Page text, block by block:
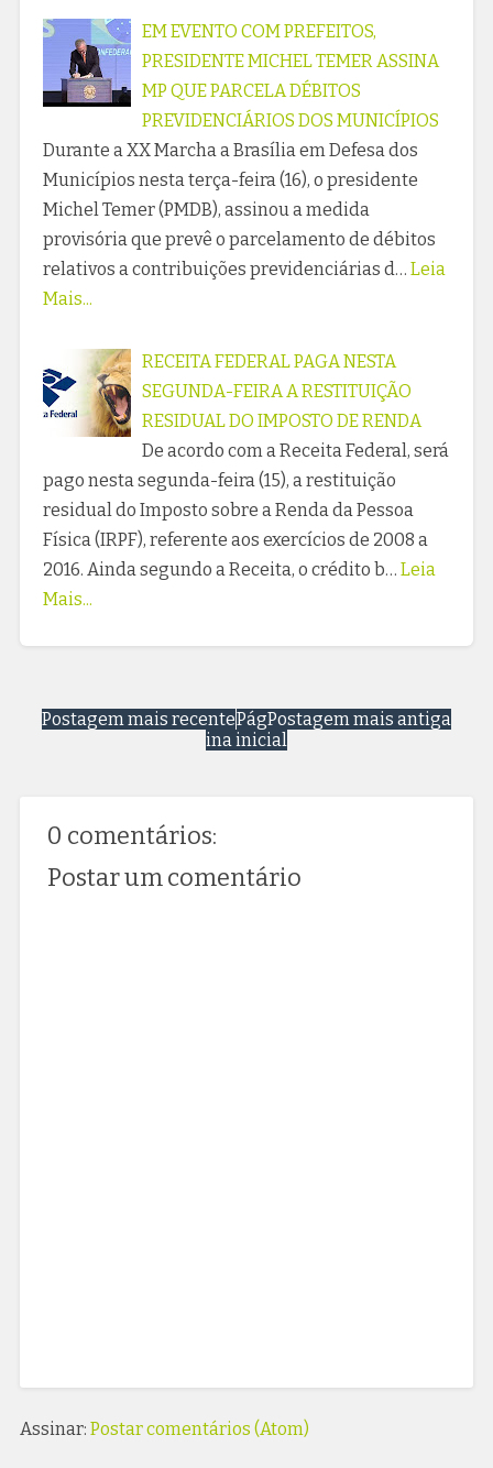
EM EVENTO COM PREFEITOS,
PRESIDENTE MICHEL TEMER ASSINA
MP QUE PARCELA DÉBITOS
PREVIDENCIÁRIOS DOS MUNICÍPIOS
Durante a XX Marcha a Brasília em Defesa dos
Municípios nesta terça-feira (16), o presidente
Michel Temer (PMDB), assinou a medida
provisória que prevê o parcelamento de débitos
relativos a contribuições previdenciárias d… Leia
Mais...
RECEITA FEDERAL PAGA NESTA
SEGUNDA-FEIRA A RESTITUIÇÃO
RESIDUAL DO IMPOSTO DE RENDA
De acordo com a Receita Federal, será
pago nesta segunda-feira (15), a restituição
residual do Imposto sobre a Renda da Pessoa
Física (IRPF), referente aos exercícios de 2008 a
2016. Ainda segundo a Receita, o crédito b… Leia
Mais...
Postagem mais recente Postagem mais antiga
Pág
ina inicial
0 comentários:
Postar um comentário
Assinar: Postar comentários (Atom)